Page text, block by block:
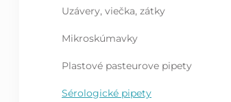
Uzávery, viečka, zátky
Mikroskúmavky
Plastové pasteurove pipety
Sérologické pipety